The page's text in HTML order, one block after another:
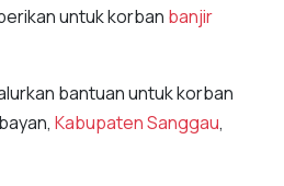
untuk korban banjir
bantuan untuk korban
Kabupaten Sanggau,